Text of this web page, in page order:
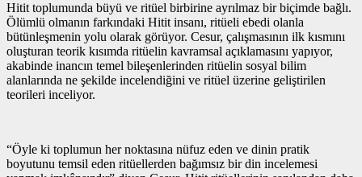
Hitit toplumunda büyü ve ritüel birbirine ayrılmaz bir biçimde bağlı.
Ölümlü olmanın farkındaki Hitit insanı, ritüeli ebedi olanla
bütünleşmenin yolu olarak görüyor. Cesur, çalışmasının ilk kısmını
oluşturan teorik kısımda ritüelin kavramsal açıklamasını yapıyor,
akabinde inancın temel bileşenlerinden ritüelin sosyal bilim
alanlarında ne şekilde incelendiğini ve ritüel üzerine geliştirilen
teorileri inceliyor.
“Öyle ki toplumun her noktasına nüfuz eden ve dinin pratik
boyutunu temsil eden ritüellerden bağımsız bir din incelemesi